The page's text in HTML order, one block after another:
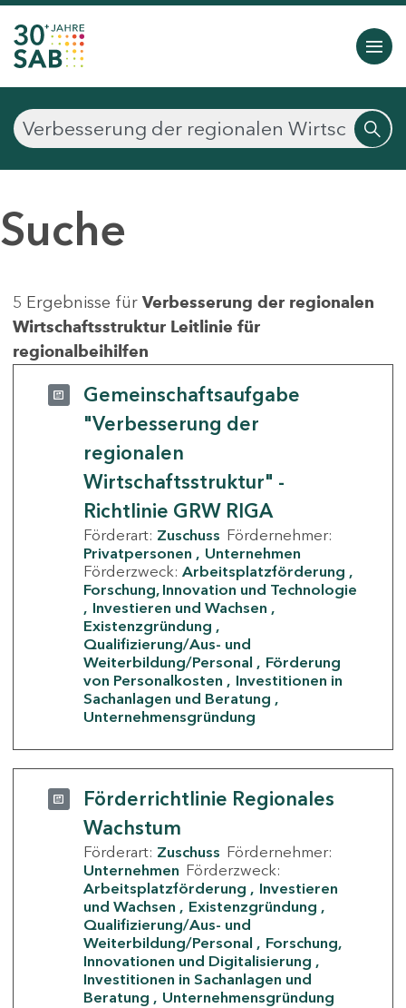
Suche
5 Ergebnisse für Verbesserung der regionalen
Wirtschaftsstruktur Leitlinie für
regionalbeihilfen
Gemeinschaftsaufgabe
"Verbesserung der
regionalen
Wirtschaftsstruktur" -
Richtlinie GRW RIGA
Förderart: Zuschuss Fördernehmer:
Privatpersonen
Unternehmen
Förderzweck: Arbeitsplatzförderung
Forschung, Innovation und Technologie
Investieren und Wachsen
Existenzgründung
Qualifizierung/Aus- und
Weiterbildung/Personal
Förderung
von Personalkosten
Investitionen in
Sachanlagen und Beratung
Unternehmensgründung
Förderrichtlinie Regionales
Wachstum
Förderart: Zuschuss Fördernehmer:
Unternehmen Förderzweck:
Arbeitsplatzförderung
Investieren
und Wachsen
Existenzgründung
Qualifizierung/Aus- und
Weiterbildung/Personal
Forschung,
Innovationen und Digitalisierung
Investitionen in Sachanlagen und
Beratung
Unternehmensgründung